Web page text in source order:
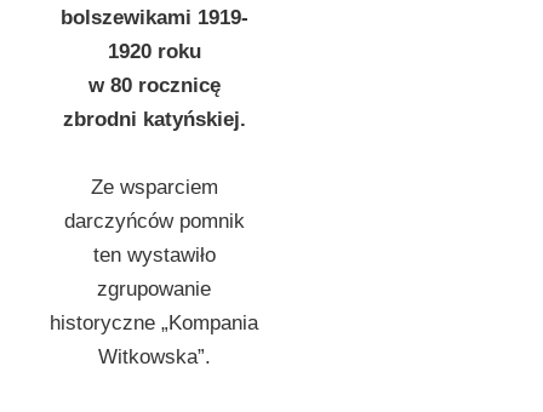
bolszewikami 1919-
1920 roku
w 80 rocznicę
zbrodni katyńskiej.
Ze wsparciem
darczyńców pomnik
ten wystawiło
zgrupowanie
historyczne „Kompania
Witkowska”.